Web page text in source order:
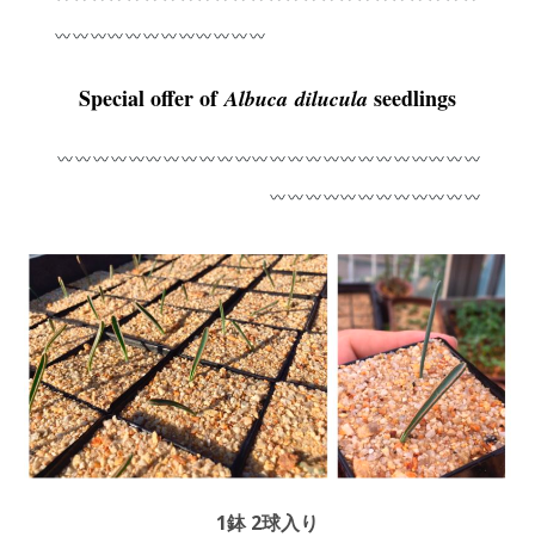
Special offer ofAlbuca dilucula seedlings
1鉢 2球入り